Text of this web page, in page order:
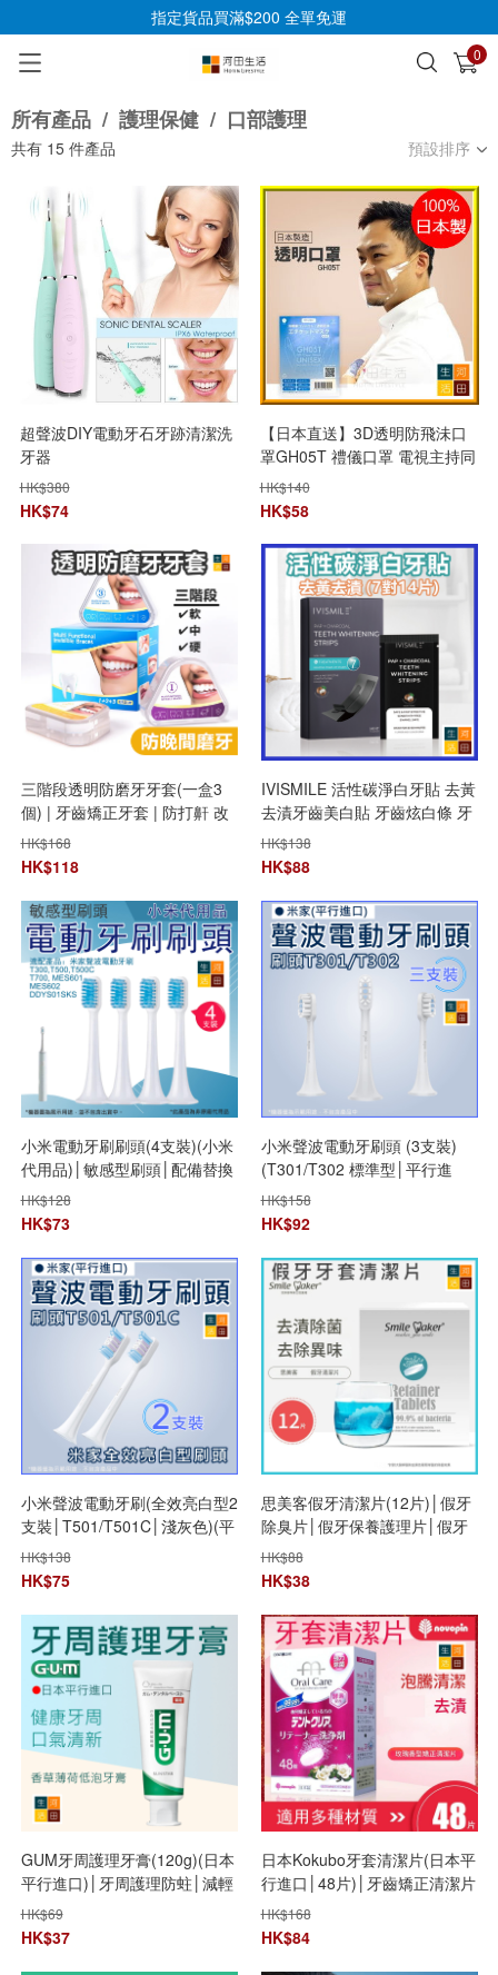
指定貨品買滿$200 全單免運
0
已加入購物車 查看
所有產品 / 護理保健 / 口部護理
共有 15 件產品 預設排序
超聲波DIY電動牙石牙跡清潔洗
牙器
HK$380
HK$74
【日本直送】3D透明防飛沬口
罩GH05T 禮儀口罩 電視主持同
款 可重覆使用多次
HK$140
HK$58
三階段透明防磨牙牙套(一盒3
個) | 牙齒矯正牙套 | 防打鼾 改
善倒及牙
HK$168
HK$118
IVISMILE 活性碳淨白牙貼 去黃
去漬牙齒美白貼 牙齒炫白條 牙
齒護理 (7對14片)
HK$138
HK$88
小米電動牙刷刷頭(4支裝)(小米
代用品)│敏感型刷頭│配備替換
刷頭│纖細刷毛刷頭
HK$128
HK$73
小米聲波電動牙刷頭 (3支裝)
(T301/T302 標準型│平行進
口)│牙刷頭替換裝│無銹無金屬
刷頭
HK$158
HK$92
小米聲波電動牙刷(全效亮白型2
支裝│T501/T501C│淺灰色)(平
行進口)│牙刷頭替換裝│無銅植
毛刷頭
HK$138
HK$75
思美客假牙清潔片(12片)│假牙
除臭片│假牙保養護理片│假牙
浸泡片
HK$88
HK$38
GUM牙周護理牙膏(120g)(日本
平行進口)│牙周護理防蛀│減輕
口臭│香草清涼薄荷味
HK$69
HK$37
日本Kokubo牙套清潔片(日本平
行進口│48片)│牙齒矯正清潔片
│牙箍牙膠護理片│口腔護具清
潔片│五分鐘快速清潔
HK$168
HK$84